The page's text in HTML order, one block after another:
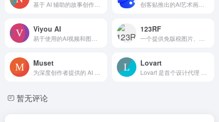
Viyou AI 123RF
Muset Lovart
暂无评论